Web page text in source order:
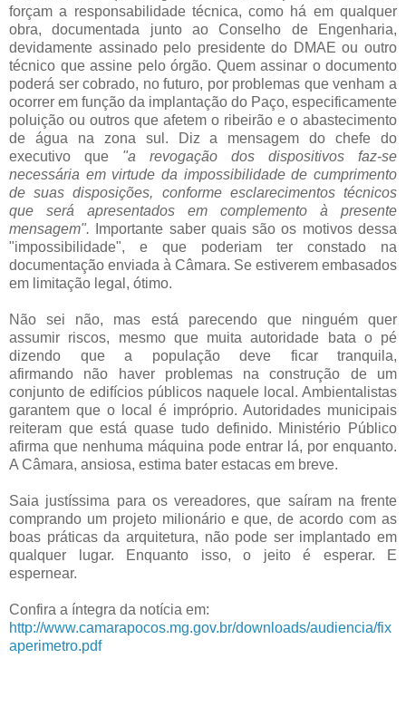
forçam a responsabilidade técnica, como há em qualquer
obra, documentada junto ao Conselho de Engenharia,
devidamente assinado pelo presidente do DMAE ou outro
técnico que assine pelo órgão. Quem assinar o documento
poderá ser cobrado, no futuro, por problemas que venham a
ocorrer em função da implantação do Paço, especificamente
poluição ou outros que afetem o ribeirão e o abastecimento
de água na zona sul. Diz a mensagem do chefe do
executivo que "a revogação dos dispositivos faz-se
necessária em virtude da impossibilidade de cumprimento
de suas disposições, conforme esclarecimentos técnicos
que será apresentados em complemento à presente
mensagem".
Importante saber quais são os motivos dessa
"impossibilidade", e que poderiam ter constado na
documentação enviada à Câmara. Se estiverem embasados
em limitação legal, ótimo.
Não sei não, mas está parecendo que ninguém quer
assumir riscos, mesmo que muita autoridade bata o pé
dizendo que a população deve ficar tranquila,
afirmando não haver problemas na construção de um
conjunto de edifícios públicos naquele local. Ambientalistas
garantem que o local é impróprio. Autoridades municipais
reiteram que está quase tudo definido. Ministério Público
afirma que nenhuma máquina pode entrar lá, por enquanto.
A Câmara, ansiosa, estima bater estacas em breve.
Saia justíssima para os vereadores, que saíram na frente
comprando um projeto milionário e que, de acordo com as
boas práticas da arquitetura, não pode ser implantado em
qualquer lugar. Enquanto isso, o jeito é esperar. E
espernear.
Confira a íntegra da notícia em:
http://www.camarapocos.mg.gov.br/downloads/audiencia/fix
aperimetro.pdf